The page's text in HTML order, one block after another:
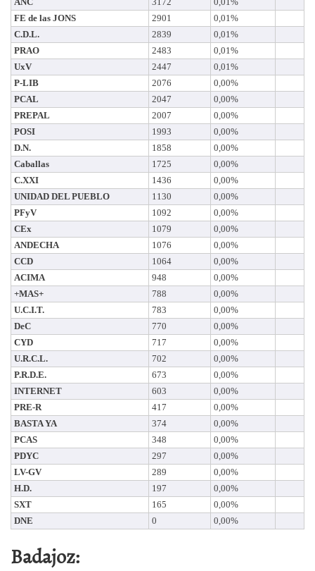
FE de las JONS
2901
0,01%
C.D.L.
2839
0,01%
PRAO
2483
0,01%
UxV
2447
0,01%
P-LIB
2076
0,00%
PCAL
2047
0,00%
PREPAL
2007
0,00%
POSI
1993
0,00%
D.N.
1858
0,00%
Caballas
1725
0,00%
C.XXI
1436
0,00%
UNIDAD DEL PUEBLO
1130
0,00%
PFyV
1092
0,00%
CEx
1079
0,00%
ANDECHA
1076
0,00%
CCD
1064
0,00%
ACIMA
948
0,00%
+MAS+
788
0,00%
U.C.I.T.
783
0,00%
DeC
770
0,00%
CYD
717
0,00%
U.R.C.L.
702
0,00%
P.R.D.E.
673
0,00%
INTERNET
603
0,00%
PRE-R
417
0,00%
BASTA YA
374
0,00%
PCAS
348
0,00%
PDYC
297
0,00%
LV-GV
289
0,00%
H.D.
197
0,00%
SXT
165
0,00%
DNE
0 0,00%
Badajoz: